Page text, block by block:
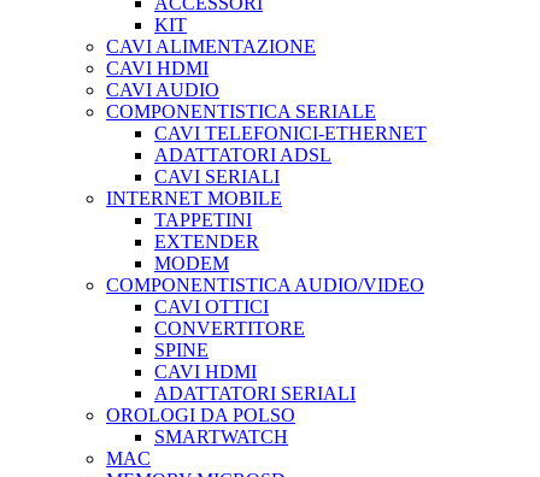
KIT
CAVI ALIMENTAZIONE
CAVI HDMI
CAVI AUDIO
COMPONENTISTICA SERIALE
CAVI TELEFONICI-ETHERNET
ADATTATORI ADSL
CAVI SERIALI
INTERNET MOBILE
TAPPETINI
EXTENDER
MODEM
COMPONENTISTICA AUDIO/VIDEO
CAVI OTTICI
CONVERTITORE
SPINE
CAVI HDMI
ADATTATORI SERIALI
OROLOGI DA POLSO
SMARTWATCH
MAC